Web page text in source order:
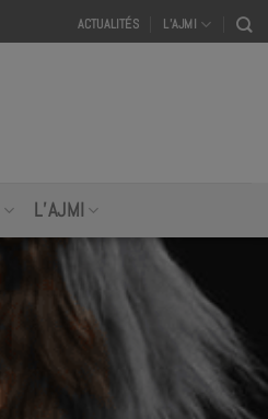
ACTUALITÉS L’AJMI
L’AJMI